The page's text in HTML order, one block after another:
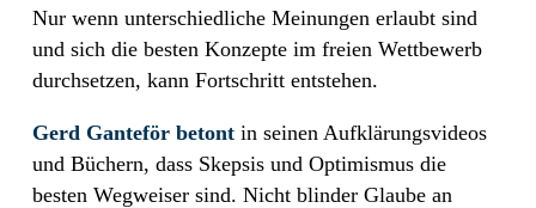
Nur wenn unterschiedliche Meinungen erlaubt sind
und sich die besten Konzepte im freien Wettbewerb
durchsetzen, kann Fortschritt entstehen.
Gerd Ganteför betont in seinen Aufklärungsvideos
und Büchern, dass Skepsis und Optimismus die
besten Wegweiser sind. Nicht blinder Glaube an